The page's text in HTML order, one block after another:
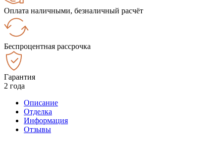
Оплата наличными, безналичный расчёт
Беспроцентная рассрочка
Гарантия
2 года
Описание
Отделка
Информация
Отзывы